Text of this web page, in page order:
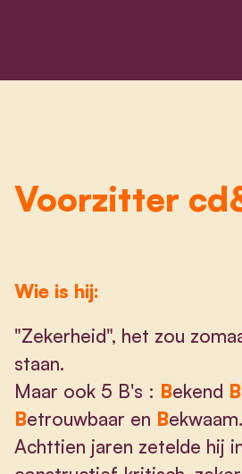
Voorzitter
Wie is hij:
"Zekerheid", het zou
staan.
Maar ook 5 B's : Bekend B
Betrouwbaar en Bekwaam.
Achttien jaren zetelde hij